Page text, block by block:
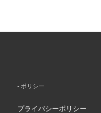
- ポリシー
プライバシーポリシー